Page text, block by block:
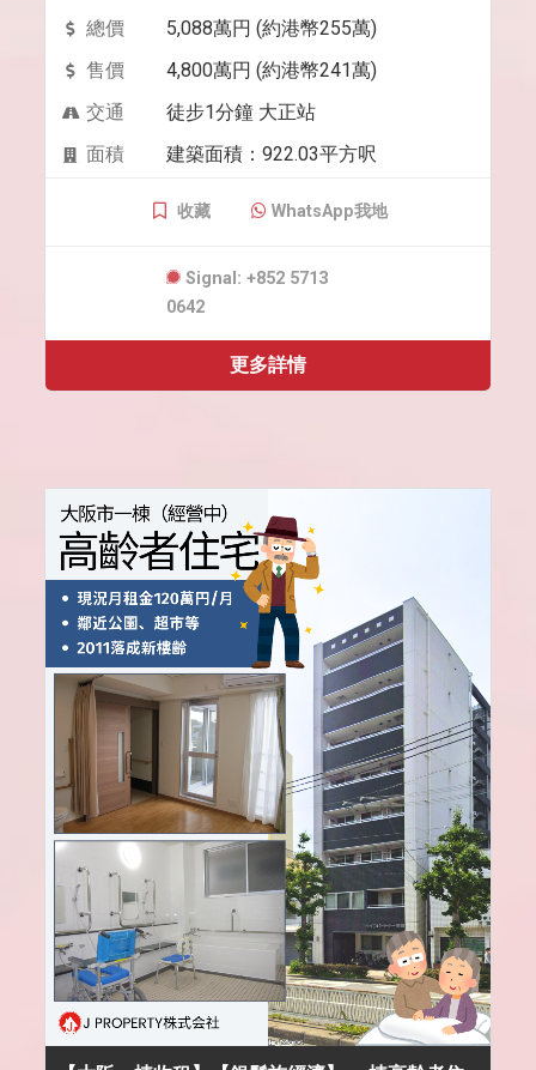
總價
5,088萬円 (約港幣255萬)
售價
4,800萬円 (約港幣241萬)
交通
徒步1分鐘 大正站
面積
建築面積：922.03平方呎
收藏 WhatsApp我地
Signal: +852 5713
0642
更多詳情